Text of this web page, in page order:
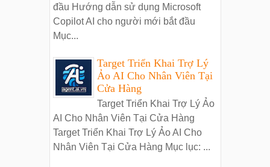
đầu Hướng dẫn sử dụng Microsoft
Copilot AI cho người mới bắt đầu
Mục...
Target Triển Khai Trợ Lý
Ảo AI Cho Nhân Viên Tại
Cửa Hàng
Target Triển Khai Trợ Lý Ảo
AI Cho Nhân Viên Tại Cửa Hàng
Target Triển Khai Trợ Lý Ảo AI Cho
Nhân Viên Tại Cửa Hàng Mục lục: ...